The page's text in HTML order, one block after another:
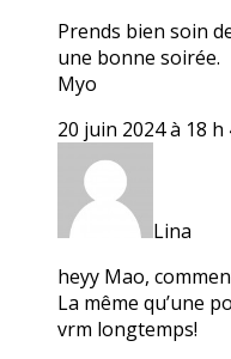
Prends bien soin
une bonne soirée.
Myo
20 juin 2024 à 18 h
Lina
heyy Mao,
La même qu’une
vrm longtemps!